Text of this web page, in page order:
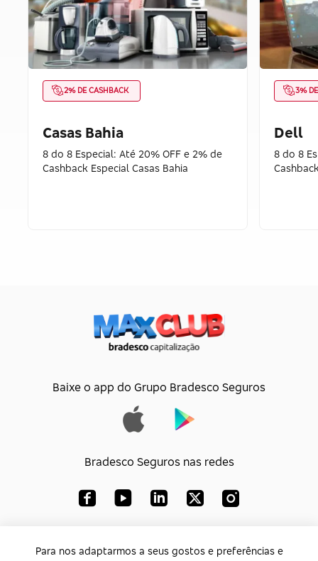
2% DE CASHBACK
Casas Bahia
8 do 8 Especial: Até 20% OFF e 2% de
Cashback Especial Casas Bahia
3%
Dell
8 do 8
Baixe o app do Grupo Bradesco Seguros
Bradesco Seguros nas redes
Bradesco Capitalização S/A
Para nos adaptarmos a seus gostos e preferências e